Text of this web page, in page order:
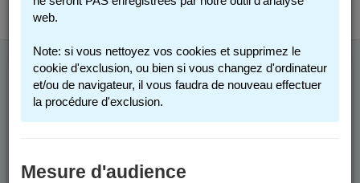
ACTIVITÉS
SPORTIVES 2025-
2026
web.
Note: si vous nettoyez vos cookies et supprimez le
cookie d'exclusion, ou bien si vous changez d'ordinateur
et/ou de navigateur, il vous faudra de nouveau effectuer
la procédure d'exclusion.
Mesure d'audience